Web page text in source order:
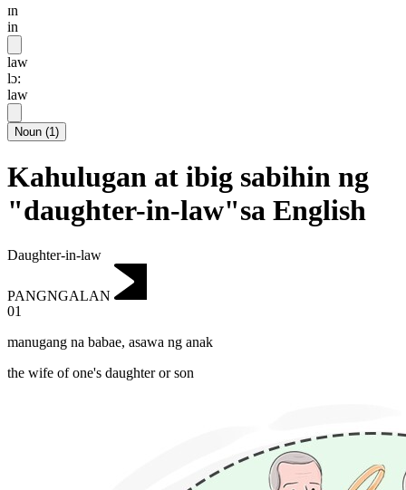
ɪn
in
law
lɔ:
law
Noun (1)
Kahulugan at ibig sabihin ng
"daughter-in-law"sa English
Daughter-in-law
PANGNGALAN
01
manugang na babae, asawa ng anak
the wife of one's daughter or son